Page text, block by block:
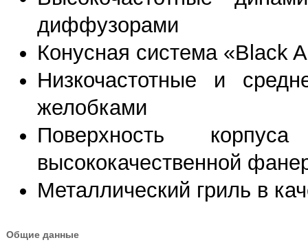
диффузорами
Конусная система «Black
Низкочастотные и
желобками
Поверхность
высококачественной
Металлический гриль в
Общие данные